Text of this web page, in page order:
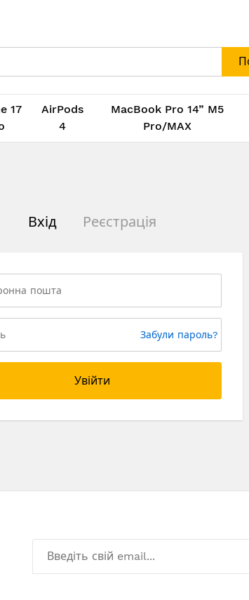
17
AirPods
4
MacBook Pro 14” M5
Pro/MAX
Вхід Реєстрація
Забули пароль?
Увійти